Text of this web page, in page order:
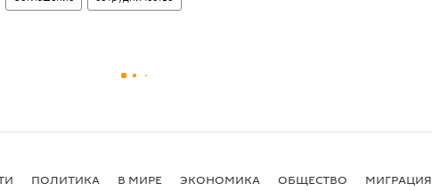
ПОЛИТИКА В МИРЕ ЭКОНОМИКА ОБЩЕСТВО МИГРАЦИЯ